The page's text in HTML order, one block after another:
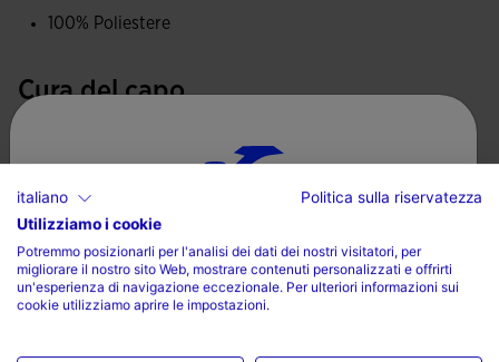
100% Poliestere
Cura del capo
Lavare in lavatrice a massimo 30 gradi
Non utilizzare asciugatrice
Stirare a una temperatura massima di 110 gradi
Non lavare a secco
Scegli il tuo paese e la tua lingua
Paese
italiano
Politica sulla riservatezza
Utilizziamo i cookie
Potremmo posizionarli per l'analisi dei dati dei nostri visitatori, per
migliorare il nostro sito Web, mostrare contenuti personalizzati e offrirti
un'esperienza di navigazione eccezionale. Per ulteriori informazioni sui
cookie utilizziamo aprire le impostazioni.